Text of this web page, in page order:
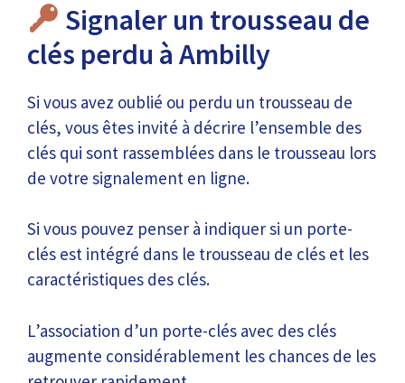
Signaler un trousseau de
clés perdu à Ambilly
Si vous avez oublié ou perdu un trousseau de
clés, vous êtes invité à décrire l’ensemble des
clés qui sont rassemblées dans le trousseau lors
de votre signalement en ligne.
Si vous pouvez penser à indiquer si un porte-
clés est intégré dans le trousseau de clés et les
caractéristiques des clés.
L’association d’un porte-clés avec des clés
augmente considérablement les chances de les